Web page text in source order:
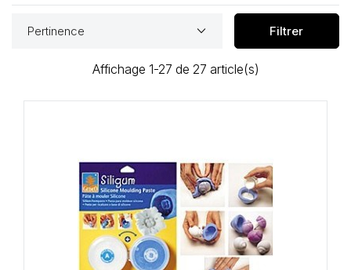
Encadrement
Pertinence keyboard_arrow_down Filtrer
Affichage 1-27 de 27 article(s)